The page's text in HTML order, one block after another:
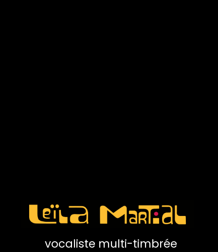
vocaliste multi-timbrée